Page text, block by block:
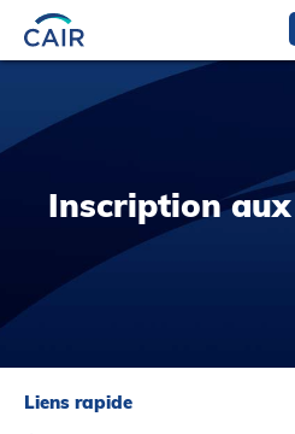
Se connecter
Ressources pour les membres
RFE Section
Ressources pour les patients
Inscription aux
Liens rapide